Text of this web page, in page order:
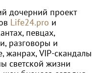
дочерний проект
Life24.pro и
певцах,
разговоры и
жанрах, VIP-скандалы
светской жизни